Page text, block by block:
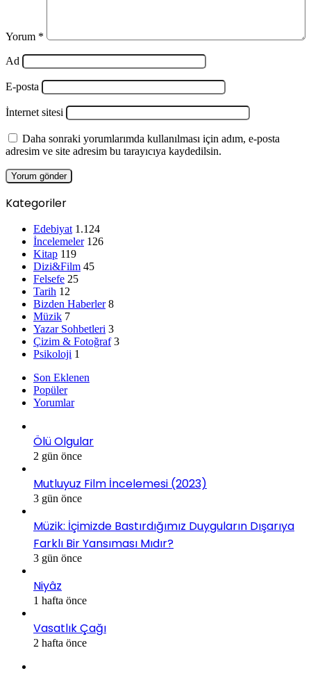
Yorum *
Ad
E-posta
İnternet sitesi
Daha sonraki yorumlarımda kullanılması için adım, e-posta
adresim ve site adresim bu tarayıcıya kaydedilsin.
Kategoriler
Edebiyat 1.124
İncelemeler 126
Kitap 119
Dizi&Film 45
Felsefe 25
Tarih 12
Bizden Haberler 8
Müzik 7
Yazar Sohbetleri 3
Çizim & Fotoğraf 3
Psikoloji 1
Son Eklenen
Popüler
Yorumlar
Ölü Olgular
2 gün önce
Mutluyuz Film İncelemesi (2023)
3 gün önce
Müzik: İçimizde Bastırdığımız Duyguların Dışarıya
Farklı Bir Yansıması Mıdır?
3 gün önce
Niyâz
1 hafta önce
Vasatlık Çağı
2 hafta önce